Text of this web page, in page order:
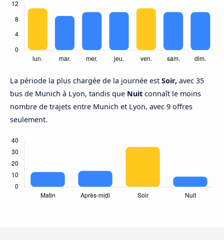
La période la plus chargée de la journée est Soir, avec 35
bus de Munich à Lyon, tandis que Nuit connaît le moins
nombre de trajets entre Munich et Lyon, avec 9 offres
seulement.